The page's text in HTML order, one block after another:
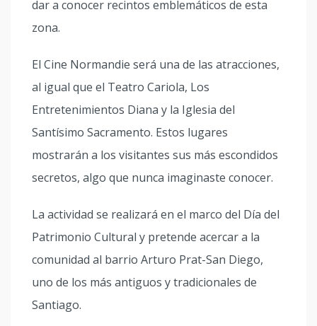
dar a conocer recintos emblemáticos de esta
zona.
El Cine Normandie será una de las atracciones,
al igual que el Teatro Cariola, Los
Entretenimientos Diana y la Iglesia del
Santísimo Sacramento. Estos lugares
mostrarán a los visitantes sus más escondidos
secretos, algo que nunca imaginaste conocer.
La actividad se realizará en el marco del Día del
Patrimonio Cultural y pretende acercar a la
comunidad al barrio Arturo Prat-San Diego,
uno de los más antiguos y tradicionales de
Santiago.